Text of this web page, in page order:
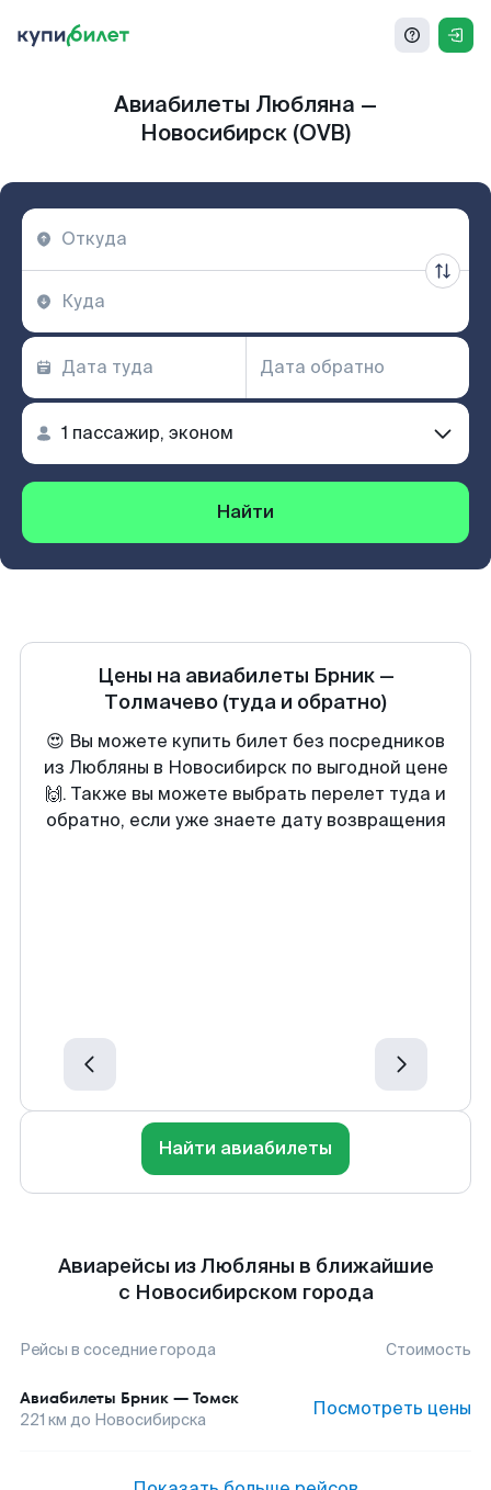
Авиабилеты Любляна —
Новосибирск (OVB)
Найти
Цены на авиабилеты Брник—
Толмачево (туда и обратно)
😍 Вы можете купить билет без посредников
из Любляны в Новосибирск по выгодной цене
🙌. Также вы можете выбрать перелет туда и
обратно, если уже знаете дату возвращения
Найти авиабилеты
Авиарейсы из Любляны в ближайшие
с Новосибирском города
Рейсы в соседние города Стоимость
Авиабилеты Брник — Томск
221 км до Новосибирска Посмотреть цены